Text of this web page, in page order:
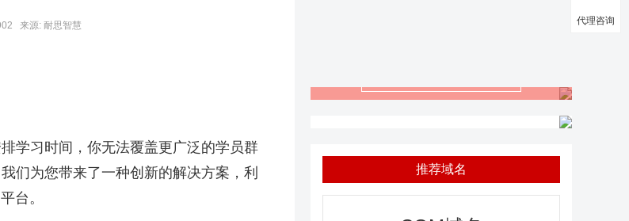
来源: 耐思智慧
学习时间，你无法覆盖更广泛的学员群
们为您带来了一种创新的解决方案，利
台。
推荐域名
代理咨询